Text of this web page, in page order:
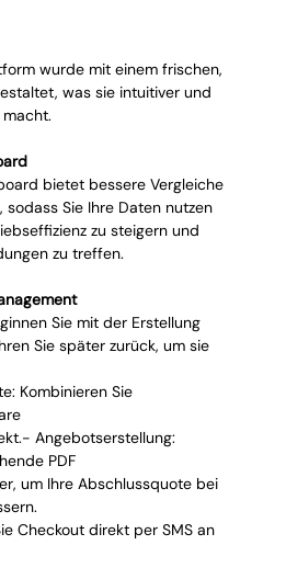
wurde mit einem frischen,
was sie intuitiver und
bietet bessere Vergleiche
sodass Sie Ihre Daten nutzen
zu steigern und
zu treffen.
Sie mit der Erstellung
Sie später zurück, um sie
Kombinieren Sie
Angebotserstellung:
PDF
um Ihre Abschlussquote bei
Checkout direkt per SMS an